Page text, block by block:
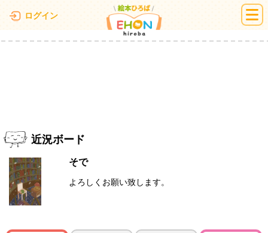
ログイン 絵本ひろば
近況ボード
そで
よろしくお願い致します。